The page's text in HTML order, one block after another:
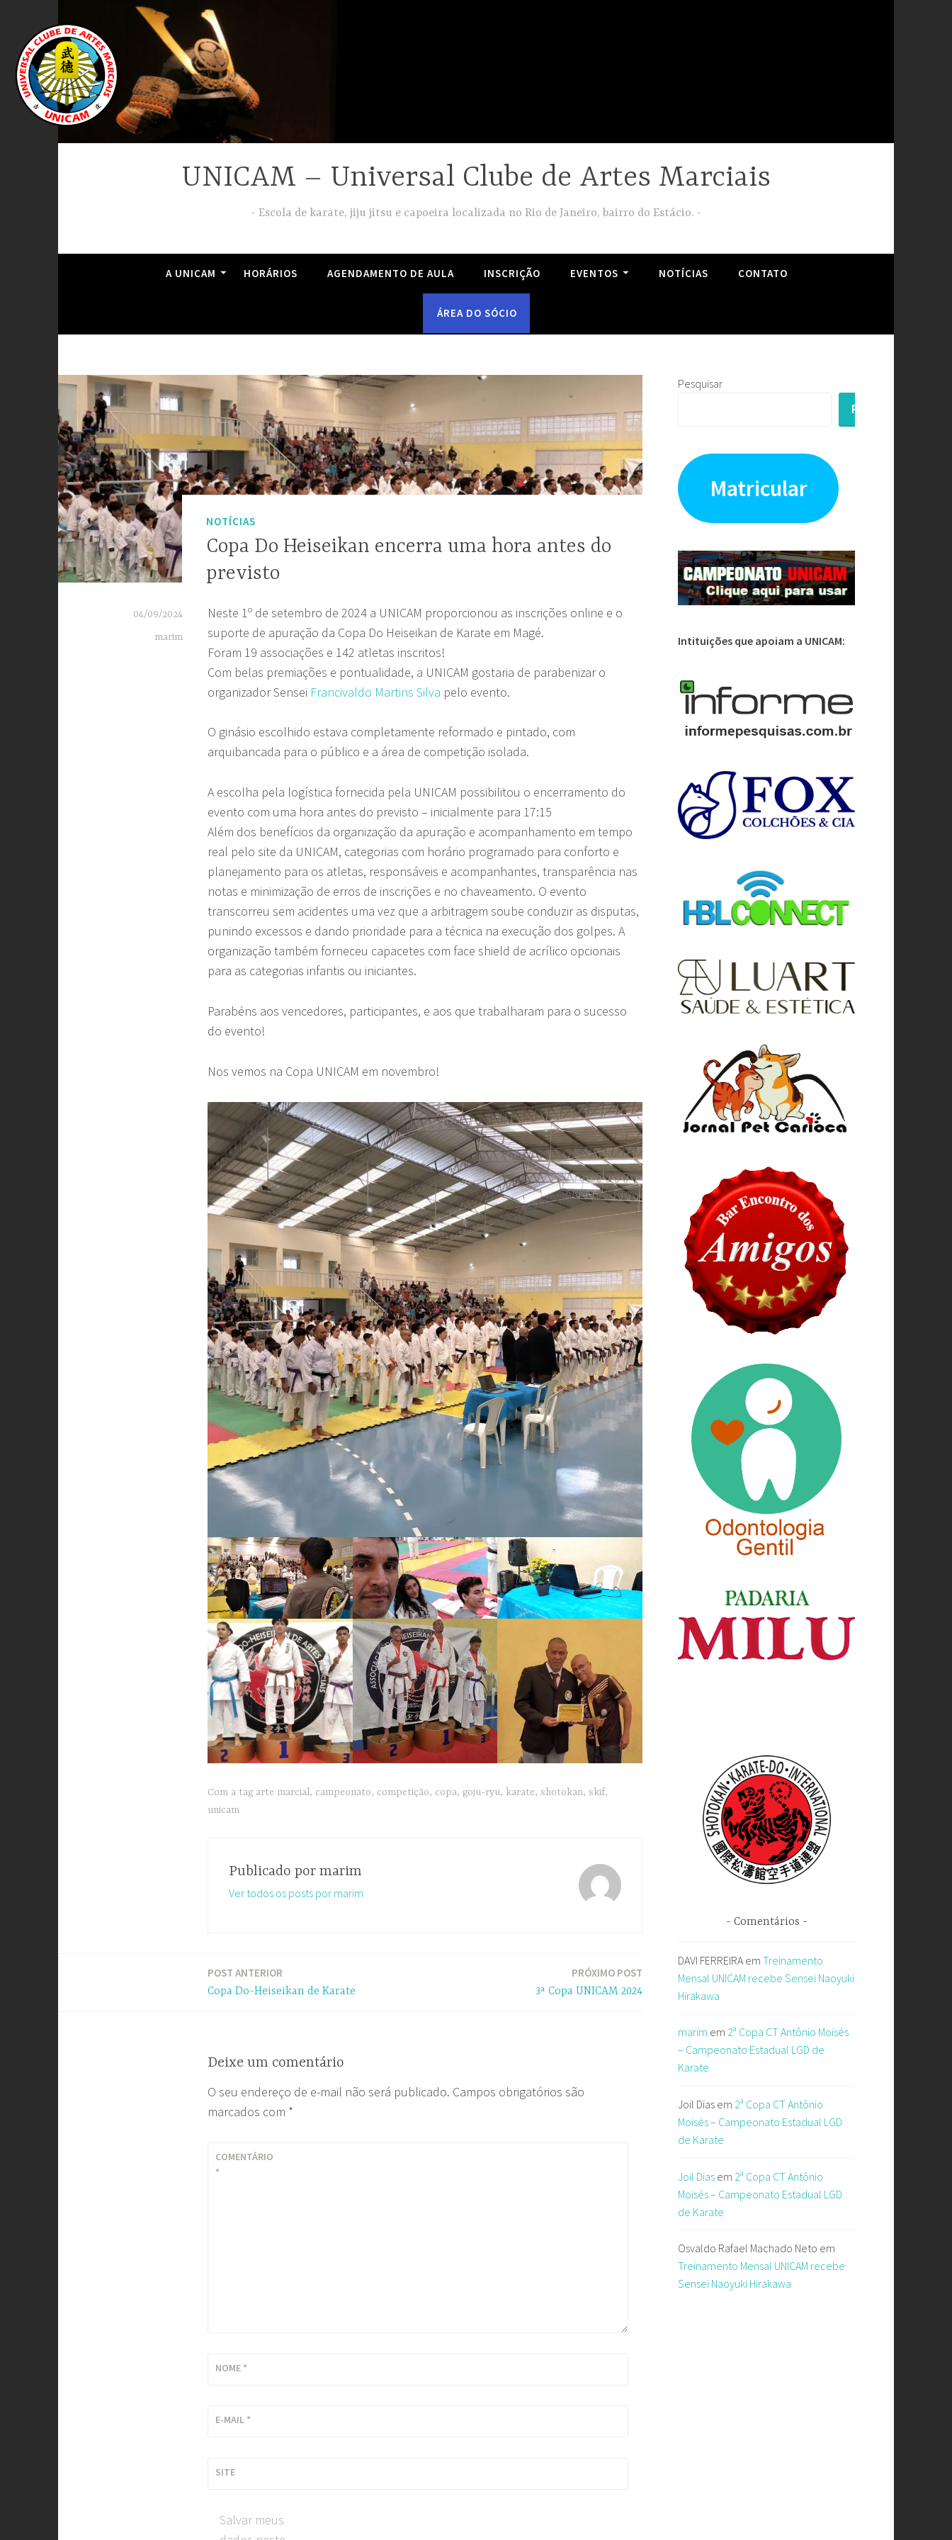
para
conteúdo
UNICAM – Universal Clube de Artes Marciais
Escola de karate, jiju jitsu e capoeira localizada no Rio de Janeiro, bairro do Estácio.
A UNICAM HORÁRIOS AGENDAMENTO DE AULA INSCRIÇÃO EVENTOS NOTÍCIAS CONTATO
ÁREA DO SÓCIO
NOTÍCIAS
Copa Do Heiseikan encerra uma hora antes do
previsto
04/09/2024
marim
Neste 1º de setembro de 2024 a UNICAM proporcionou as inscrições online e o
suporte de apuração da Copa Do Heiseikan de Karate em Magé.
Foram 19 associações e 142 atletas inscritos!
Com belas premiações e pontualidade, a UNICAM gostaria de parabenizar o
organizador Sensei Francivaldo Martins Silva pelo evento.
O ginásio escolhido estava completamente reformado e pintado, com
arquibancada para o público e a área de competição isolada.
A escolha pela logística fornecida pela UNICAM possibilitou o encerramento do
evento com uma hora antes do previsto – inicialmente para 17:15
Além dos benefícios da organização da apuração e acompanhamento em tempo
real pelo site da UNICAM, categorias com horário programado para conforto e
planejamento para os atletas, responsáveis e acompanhantes, transparência nas
notas e minimização de erros de inscrições e no chaveamento. O evento
transcorreu sem acidentes uma vez que a arbitragem soube conduzir as disputas,
punindo excessos e dando prioridade para a técnica na execução dos golpes. A
organização também forneceu capacetes com face shield de acrílico opcionais
para as categorias infantis ou iniciantes.
Parabéns aos vencedores, participantes, e aos que trabalharam para o sucesso
do evento!
Nos vemos na Copa UNICAM em novembro!
Com a tag arte marcial, campeonato, competição, copa, goju-ryu, karate, shotokan, skif,
unicam
Publicado por marim
Ver todos os posts por marim
POST ANTERIOR
Copa Do-Heiseikan de Karate
PRÓXIMO POST
3ª Copa UNICAM 2024
Deixe um comentário
O seu endereço de e-mail não será publicado. Campos obrigatórios são
marcados com *
COMENTÁRIO
*
NOME *
E-MAIL *
SITE
Salvar meus
Pesquisar
PESQUISAR
Matricular
Intituições que apoiam a UNICAM:
Comentários
DAVI FERREIRA em Treinamento
Mensal UNICAM recebe Sensei Naoyuki
Hirakawa
marim em 2ª Copa CT Antônio Moisés
– Campeonato Estadual LGD de
Karate
Joil Dias em 2ª Copa CT Antônio
Moisés – Campeonato Estadual LGD
de Karate
Joil Dias em 2ª Copa CT Antônio
Moisés – Campeonato Estadual LGD
de Karate
Osvaldo Rafael Machado Neto em
Treinamento Mensal UNICAM recebe
Sensei Naoyuki Hirakawa